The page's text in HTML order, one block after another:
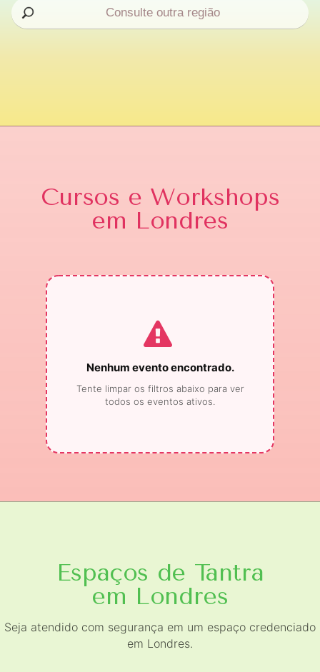
Cursos e Workshops
em Londres
Nenhum evento encontrado.
Tente limpar os filtros abaixo para ver
todos os eventos ativos.
Espaços de Tantra
em Londres
Seja atendido com segurança em um espaço credenciado
em Londres.